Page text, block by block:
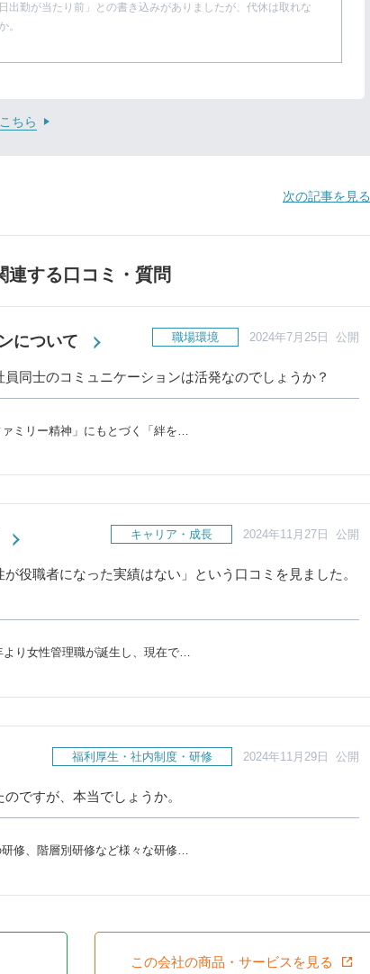
日出勤が当たり前」との書き込みがありましたが、代休は取れな
。
ちら
次の記事を見る
連する口コミ・質問
について 職場環境 2024年7月25日 公開
同士のコミュニケーションは活発なのでしょうか？
ミリー精神」にもとづく「絆を…
キャリア・成長 2024年11月27日 公開
が役職者になった実績はない」という口コミを見ました。
より女性管理職が誕生し、現在で…
福利厚生・社内制度・研修 2024年11月29日 公開
ですが、本当でしょうか。
修、階層別研修など様々な研修…
この会社の商品・サービスを見る